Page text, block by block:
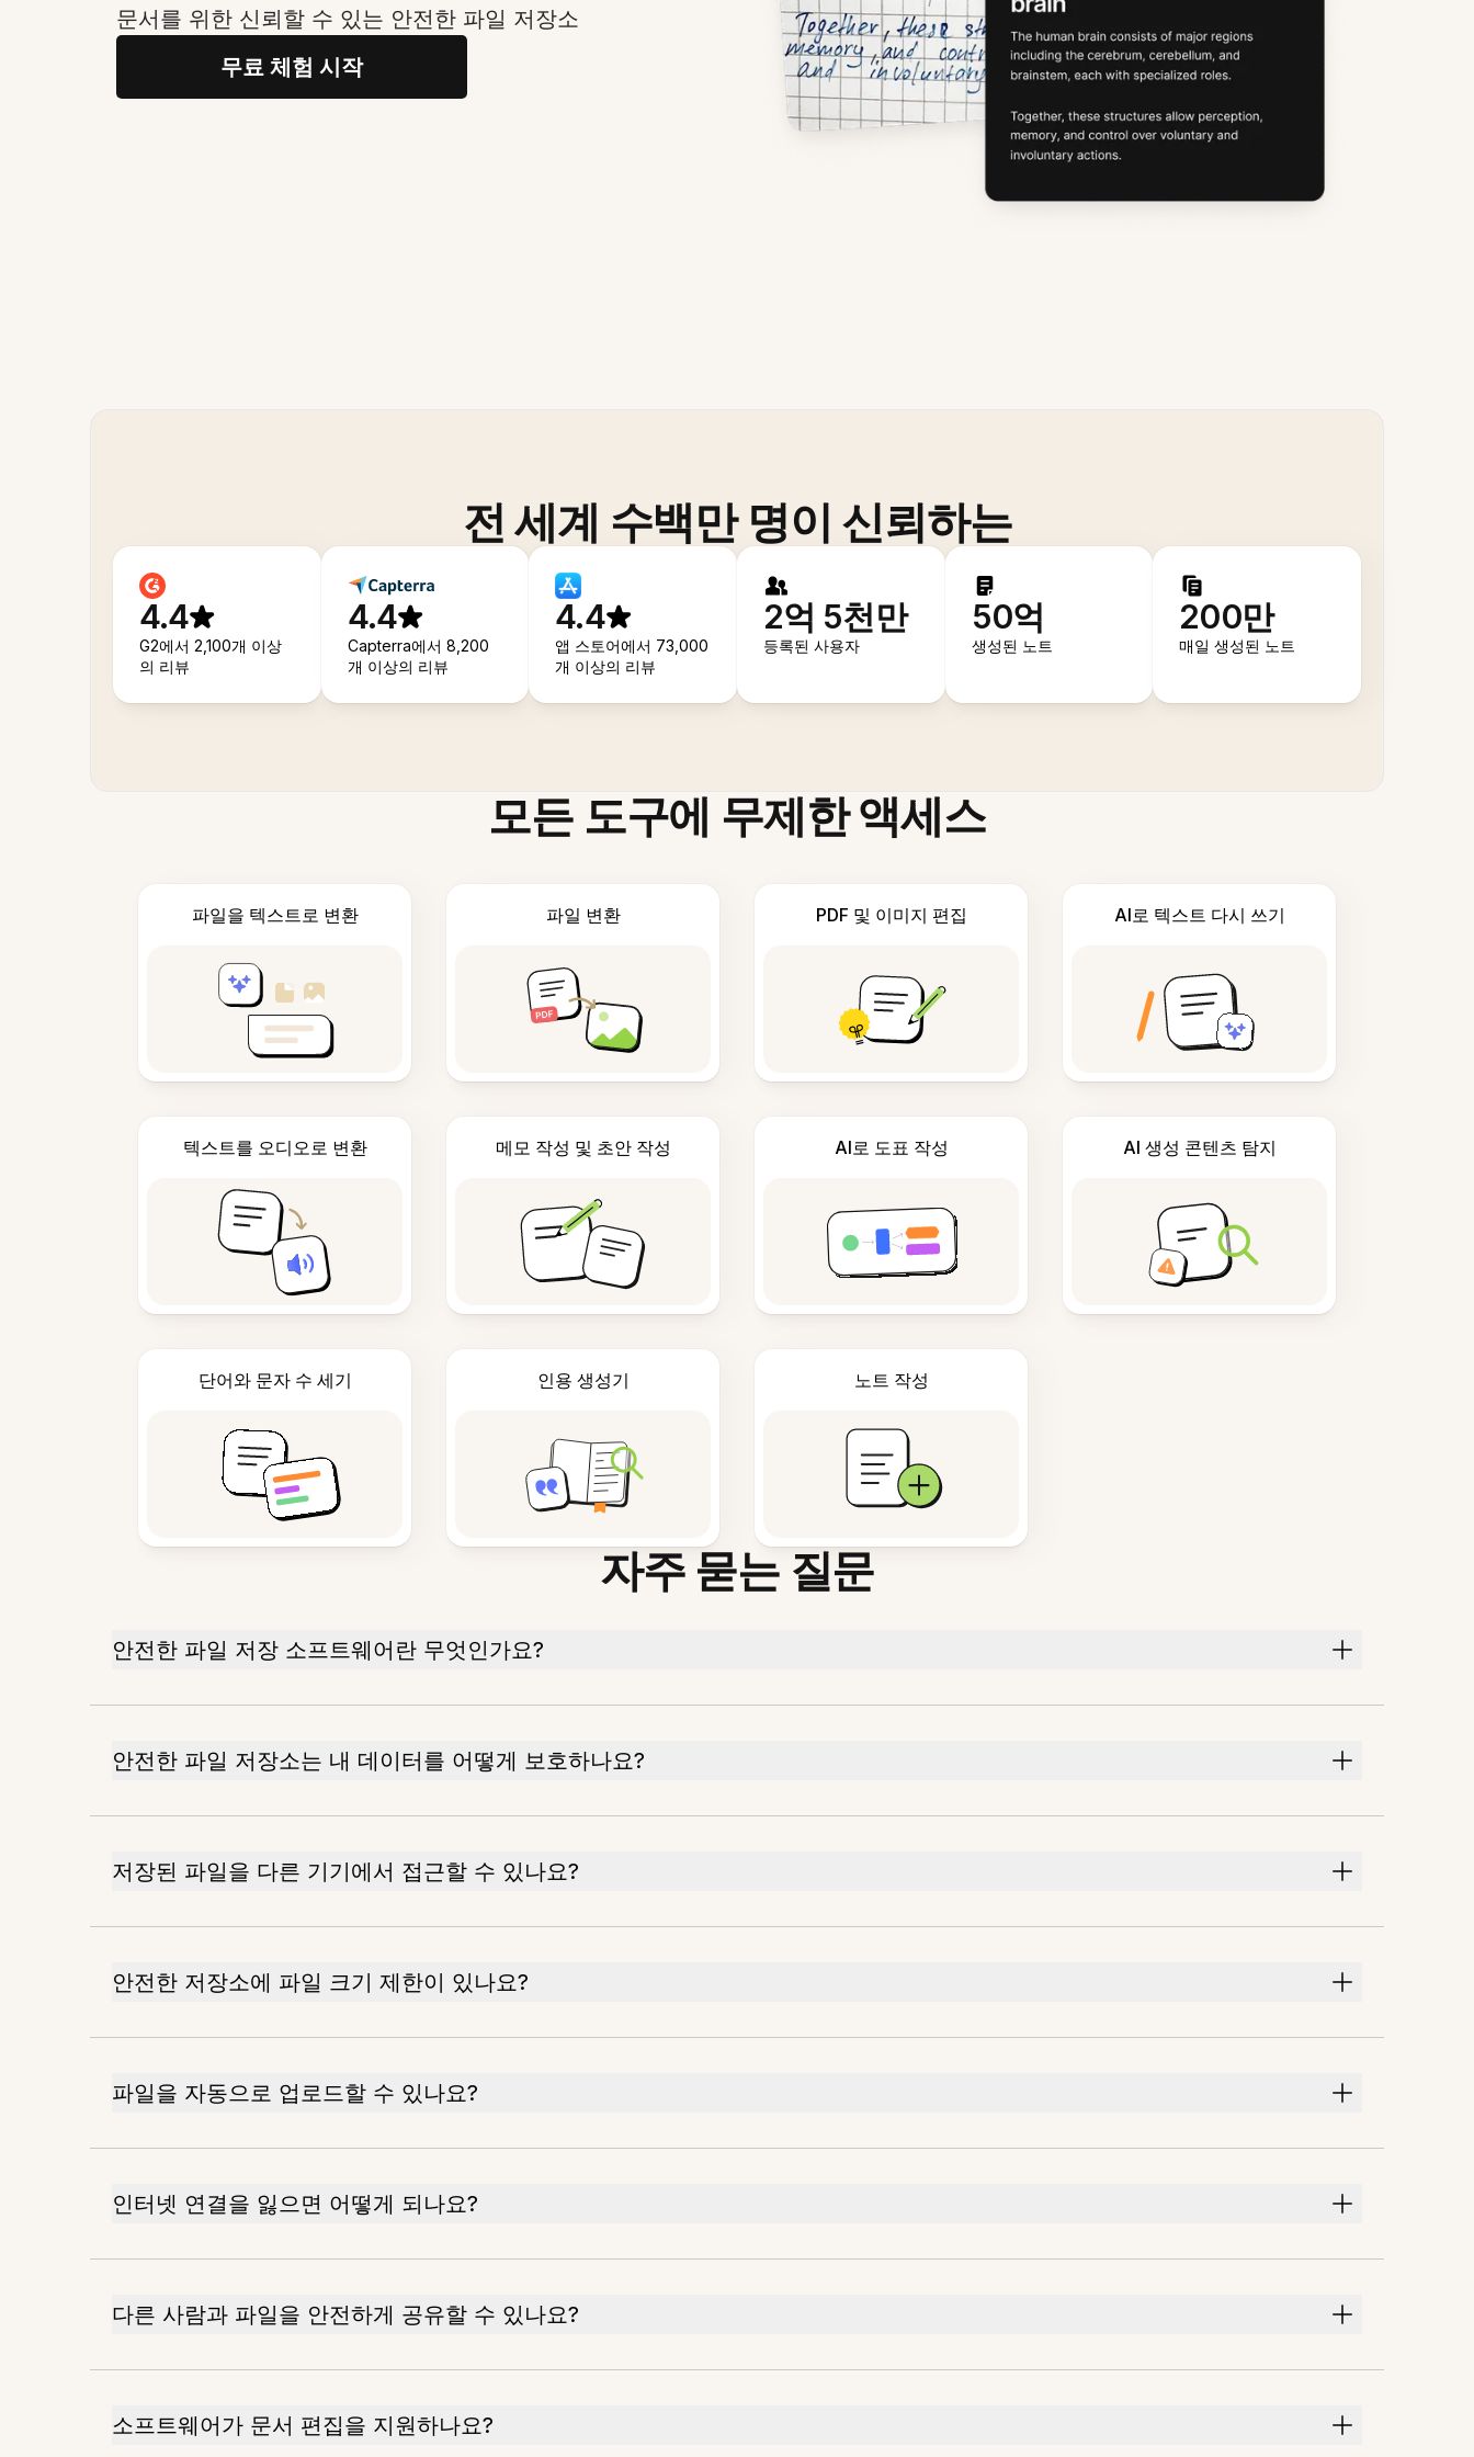
문서를 위한 신뢰할 수 있는 안전한 파일 저장소
무료 체험 시작
전 세계 수백만 명이 신뢰하는
4.4
G2에서 2,100개 이상
의 리뷰
4.4
Capterra에서 8,200
개 이상의 리뷰
4.4
앱 스토어에서 73,000
개 이상의 리뷰
2억 5천만
등록된 사용자
50억
생성된 노트
200만
매일 생성된 노트
모든 도구에 무제한 액세스
파일을 텍스트로 변환 파일 변환 PDF 및 이미지 편집 AI로 텍스트 다시 쓰기
텍스트를 오디오로 변환 메모 작성 및 초안 작성 AI로 도표 작성 AI 생성 콘텐츠 탐지
단어와 문자 수 세기 인용 생성기 노트 작성
자주 묻는 질문
안전한 파일 저장 소프트웨어란 무엇인가요?
안전한 파일 저장소는 내 데이터를 어떻게 보호하나요?
저장된 파일을 다른 기기에서 접근할 수 있나요?
안전한 저장소에 파일 크기 제한이 있나요?
파일을 자동으로 업로드할 수 있나요?
인터넷 연결을 잃으면 어떻게 되나요?
다른 사람과 파일을 안전하게 공유할 수 있나요?
소프트웨어가 문서 편집을 지원하나요?